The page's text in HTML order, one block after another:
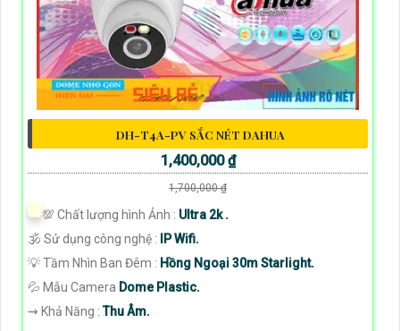
DH-T4A-PV SẮC NÉT DAHUA
1,400,000 ₫
1,700,000 ₫
💯 Chất lượng hình Ảnh : Ultra 2k .
🕉️ Sử dụng công nghệ :
IP Wifi.
💡 Tầm Nhìn Ban Đêm : Hồng Ngoại 30m Starlight.
💦 Mẫu Camera Dome Plastic.
️⇝ Khả Năng :Thu Âm.